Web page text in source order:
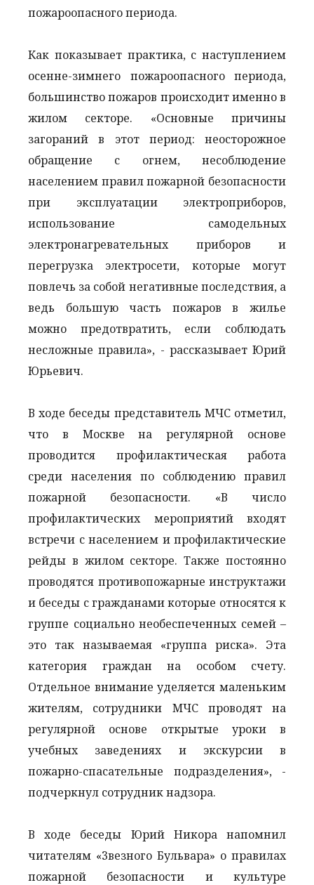
пожароопасного периода.
Как показывает практика, с наступлением
осенне-зимнего пожароопасного периода,
большинство пожаров происходит именно в
жилом секторе. «Основные причины
загораний в этот период: неосторожное
обращение с огнем, несоблюдение
населением правил пожарной безопасности
при эксплуатации электроприборов,
использование самодельных
электронагревательных приборов и
перегрузка электросети, которые могут
повлечь за собой негативные последствия, а
ведь большую часть пожаров в жилье
можно предотвратить, если соблюдать
несложные правила», - рассказывает Юрий
Юрьевич.
В ходе беседы представитель МЧС отметил,
что в Москве на регулярной основе
проводится профилактическая работа
среди населения по соблюдению правил
пожарной безопасности. «В число
профилактических мероприятий входят
встречи с населением и профилактические
рейды в жилом секторе. Также постоянно
проводятся противопожарные инструктажи
и беседы с гражданами которые относятся к
группе социально необеспеченных семей –
это так называемая «группа риска». Эта
категория граждан на особом счету.
Отдельное внимание уделяется маленьким
жителям, сотрудники МЧС проводят на
регулярной основе открытые уроки в
учебных заведениях и экскурсии в
пожарно-спасательные подразделения», -
подчеркнул сотрудник надзора.
В ходе беседы Юрий Никора напомнил
читателям «3везного Бульвара» о правилах
пожарной безопасности и культуре